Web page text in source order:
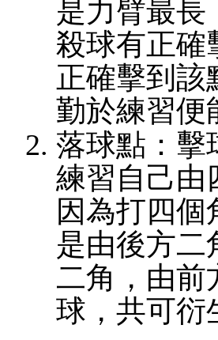
是力臂最長
殺球有正確
正確擊到該
勤於練習便
落球點：擊
練習自己由
因為打四
是由後方二
二角，由前
球，共可